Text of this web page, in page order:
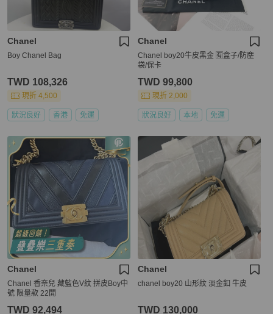
Chanel
Boy Chanel Bag
TWD 108,326
現折 4,500
狀況良好 香港 免運
Chanel
Chanel boy20牛皮黑金 🈶盒子/防塵
袋/保卡
TWD 99,800
現折 2,000
狀況良好 本地 免運
Chanel
Chanel 香奈兒 藏藍色V紋 拼皮Boy中
號 限量款 22開
TWD 92,494
Chanel
chanel boy20 山形紋 淡金釦 牛皮
TWD 130,000